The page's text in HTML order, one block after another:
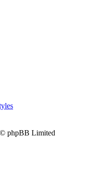
phpBB Limited